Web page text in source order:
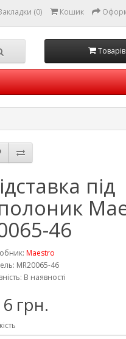
(0) Кошик
під
46
Maestro
MR20065-46
В наявності
грн.